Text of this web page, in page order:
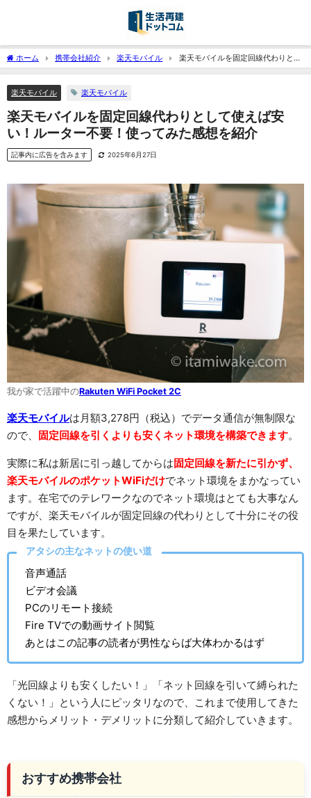
ホーム 携帯会社紹介 楽天モバイル
楽天モバイルを固定回線代わりとし
て使えば安い！ルーター不要！使ってみた感想を紹介
楽天モバイル 楽天モバイル
楽天モバイルを固定回線代わりとして使えば安
い！ルーター不要！使ってみた感想を紹介
記事内に広告を含みます 2025年6月27日
我が家で活躍中のRakuten WiFi Pocket 2C
楽天モバイルは月額3,278円（税込）でデータ通信が無制限な
ので、 固定回線を引くよりも安くネット環境を構築できます。
実際に私は新居に引っ越してからは固定回線を新たに引かず、
楽天モバイルのポケットWiFiだけでネット環境をまかなってい
ます。在宅でのテレワークなのでネット環境はとても大事なん
ですが、楽天モバイルが固定回線の代わりとして十分にその役
目を果たしています。
アタシの主なネットの使い道
音声通話
ビデオ会議
PCのリモート接続
Fire TVでの動画サイト閲覧
あとはこの記事の読者が男性ならば大体わかるはず
「光回線よりも安くしたい！」「ネット回線を引いて縛られた
くない！」という人にピッタリなので、これまで使用してきた
感想からメリット・デメリットに分類して紹介していきます。
おすすめ携帯会社